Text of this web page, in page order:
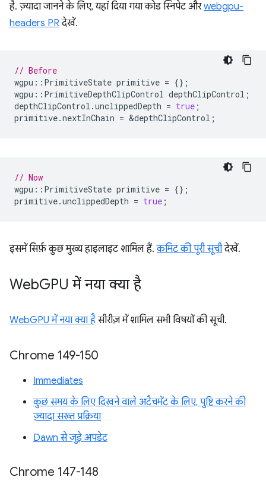
है. ज़्यादा जानने के लिए, यहां दिया गया कोड स्निपेट औरwebgpu-
headers PRदेखें.
// Before
wgpu :: PrimitiveState primitive = {};
wgpu :: PrimitiveDepthClipControl depthClipControl ;
depthClipControl .unclippedDepth = true ;
primitive.nextInChain = &depthClipControl ;
// Now
wgpu :: PrimitiveState primitive = {};
primitive.unclippedDepth = true ;
इसमें सिर्फ़ कुछ मुख्य हाइलाइट शामिल हैं.कमिट की पूरी सूचीदेखें.
WebGPU में नया क्या है
WebGPU में नया क्या हैसीरीज़ में शामिल सभी विषयों की सूची.
Chrome 149-150
Immediates
कुछ समय के लिए दिखने वाले अटैचमेंट के लिए, पुष्टि करने की
ज़्यादा सख्त प्रक्रिया
Dawn से जुड़े अपडेट
Chrome 147-148